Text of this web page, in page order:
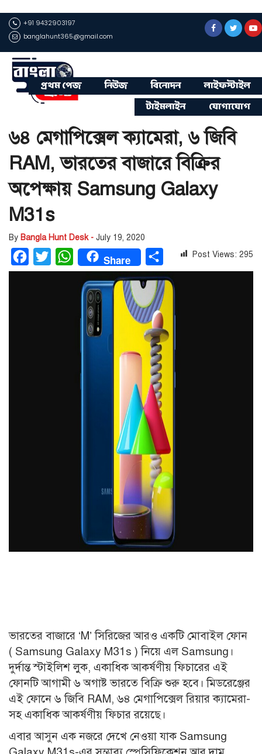
+91 9432903197
banglahunt365@gmail.com
প্রথম পেজ নিউজ বিনোদন
লাইফস্টাইল
টাইমলাইন
যোগাযোগ
৬৪ মেগাপিক্সেল ক্যামেরা, ৬ জিবি
RAM, ভারতের বাজারে বিক্রির
অপেক্ষায় Samsung Galaxy
M31s
By Bangla Hunt Desk - July 19, 2020
Facebook
Twitter WhatsAppShare Share Post Views: 295
ভারতের বাজারে ‘M’ সিরিজের আরও একটি মোবাইল ফোন
( Samsung Galaxy M31s ) নিয়ে এল Samsung।
দুর্দান্ত স্টাইলিশ লুক, একাধিক আকর্ষণীয় ফিচারের এই
ফোনটি আগামী ৬ অগাষ্ট ভারতে বিক্রি শুরু হবে। মিডরেঞ্জের
এই ফোনে ৬ জিবি RAM, ৬৪ মেগাপিক্সেল রিয়ার ক্যামেরা-
সহ একাধিক আকর্ষণীয় ফিচার রয়েছে।
এবার আসুন এক নজরে দেখে নেওয়া যাক Samsung